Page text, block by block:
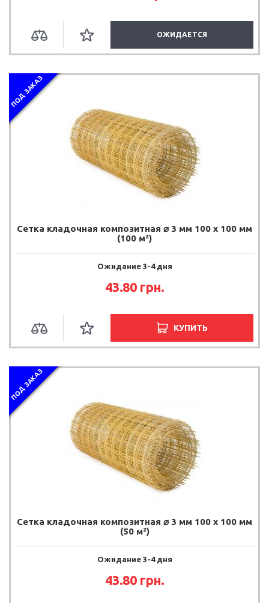
ОЖИДАЕТСЯ
ПОД ЗАКАЗ
Сетка кладочная композитная ⌀ 3 мм 100 х 100 мм
(100 м²)
Ожидание 3-4 дня
43.80 грн.
КУПИТЬ
ПОД ЗАКАЗ
Сетка кладочная композитная ⌀ 3 мм 100 х 100 мм
(50 м²)
Ожидание 3-4 дня
43.80 грн.